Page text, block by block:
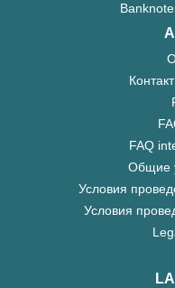
FAQ
Общие
Условия
Условия